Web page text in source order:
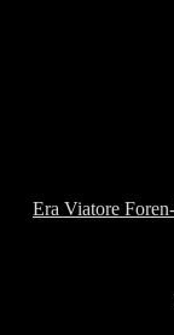
Era Viatore